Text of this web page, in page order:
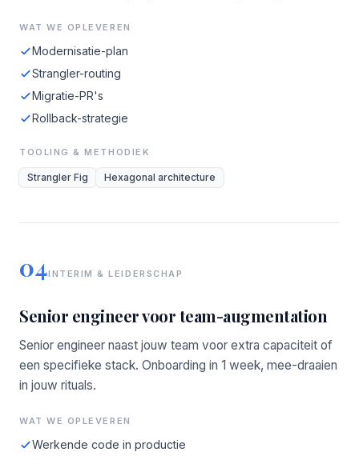
WAT WE OPLEVEREN
Modernisatie-plan
Strangler-routing
Migratie-PR's
Rollback-strategie
TOOLING & METHODIEK
Strangler Fig Hexagonal architecture
04INTERIM & LEIDERSCHAP
Senior engineer voor team-augmentation
Senior engineer naast jouw team voor extra capaciteit of
een specifieke stack. Onboarding in 1 week, mee-draaien
in jouw rituals.
WAT WE OPLEVEREN
Werkende code in productie